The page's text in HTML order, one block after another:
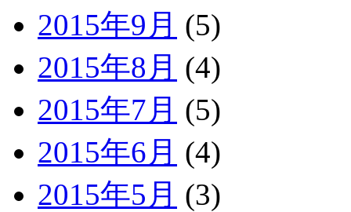
2015年9月 (5)
2015年8月 (4)
2015年7月 (5)
2015年6月 (4)
2015年5月 (3)